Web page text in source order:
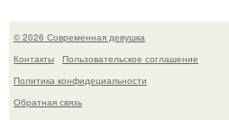
© 2026 Современная девушка
Контакты
Пользовательское соглашение
Политика конфидециальности
Обратная связь